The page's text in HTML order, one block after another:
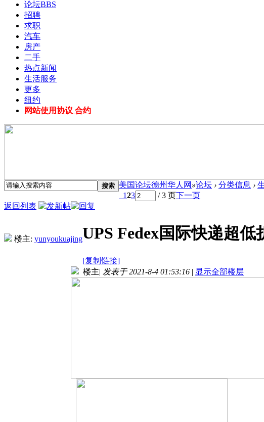
论坛BBS
招聘
求职
汽车
房产
二手
热点新闻
生活服务
更多
纽约
网站使用协议 合约
搜索 美国论坛德州华人网 »论坛 › 分类信息 ›
123 / 3 页下一页
返回列表
楼主: yunyoukuajingUPS Fedex国际快递超
[复制链接]
楼主| 发表于 2021-8-4 01:53:16 | 显示全部楼层